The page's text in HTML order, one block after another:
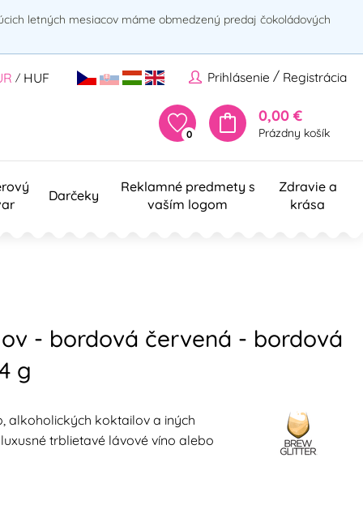
letných mesiacov máme obmedzený predaj čokoládových
Prihlásenie / Registrácia
/ HUF
0
0,00 €
Prázdny košík
Darčeky
Reklamné predmety s
vaším logom
Zdravie a
krása
- bordová červená - bordová
g
alkoholických koktailov a iných
trblietavé lávové víno alebo